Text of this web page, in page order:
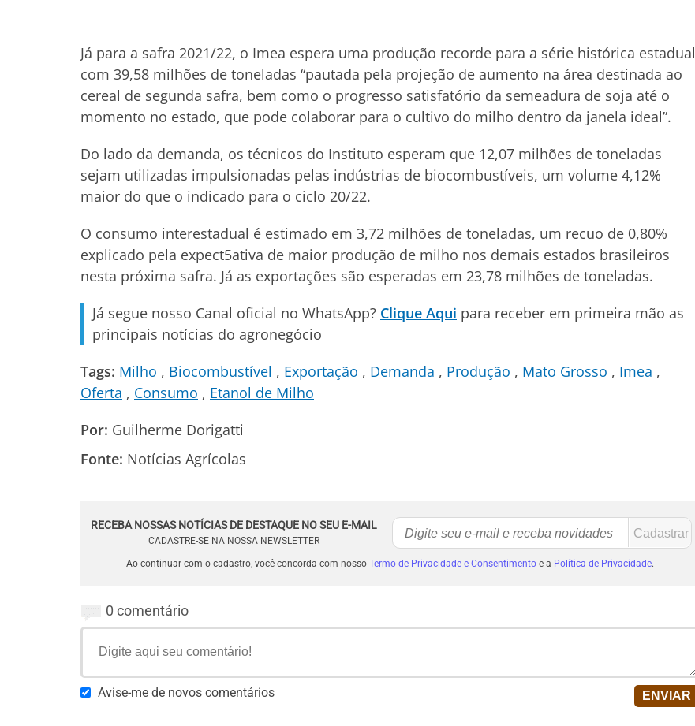
Já para a safra 2021/22, o Imea espera uma produção recorde para a série histórica estadual
com 39,58 milhões de toneladas “pautada pela projeção de aumento na área destinada ao
cereal de segunda safra, bem como o progresso satisfatório da semeadura de soja até o
momento no estado, que pode colaborar para o cultivo do milho dentro da janela ideal”.
Do lado da demanda, os técnicos do Instituto esperam que 12,07 milhões de toneladas
sejam utilizadas impulsionadas pelas indústrias de biocombustíveis, um volume 4,12%
maior do que o indicado para o ciclo 20/22.
O consumo interestadual é estimado em 3,72 milhões de toneladas, um recuo de 0,80%
explicado pela expect5ativa de maior produção de milho nos demais estados brasileiros
nesta próxima safra. Já as exportações são esperadas em 23,78 milhões de toneladas.
Já segue nosso Canal oficial no WhatsApp? Clique Aqui para receber em primeira mão as
principais notícias do agronegócio
Tags: Milho Biocombustível Exportação Demanda Produção Mato Grosso
Imea
Oferta
Consumo
Etanol de Milho
Por: Guilherme Dorigatti
Fonte: Notícias Agrícolas
RECEBA NOSSAS NOTÍCIAS DE DESTAQUE NO SEU E-MAIL
CADASTRE-SE NA NOSSA NEWSLETTER
Ao continuar com o cadastro, você concorda com nosso Termo de Privacidade e Consentimentoe a Política de Privacidade.
0 comentário
Avise-me de novos comentários